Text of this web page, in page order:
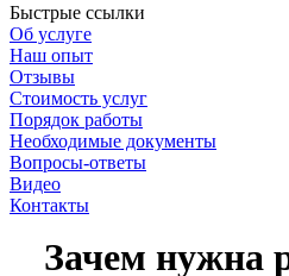
Быстрые ссылки
Об услуге
Наш опыт
Отзывы
Стоимость услуг
Порядок работы
Необходимые документы
Вопросы-ответы
Видео
Контакты
Зачем нужна